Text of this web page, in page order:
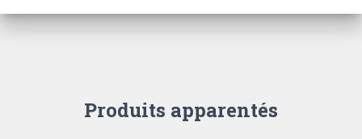
Produits apparentés